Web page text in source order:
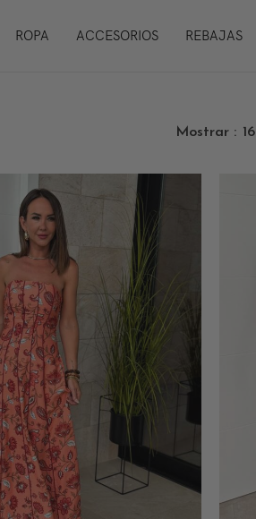
ROPA ACCESORIOS REBAJAS
Mostrar 16